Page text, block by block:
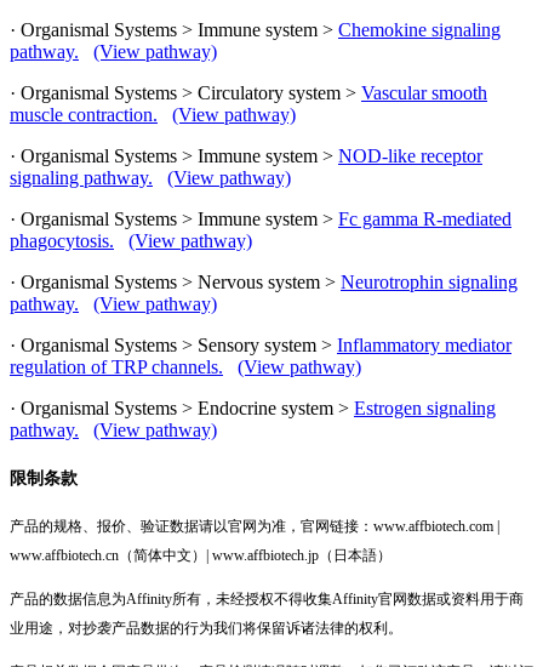
· Organismal Systems > Immune system > Chemokine signaling
pathway.
(View pathway)
· Organismal Systems > Circulatory system > Vascular smooth
muscle contraction.
(View pathway)
· Organismal Systems > Immune system > NOD-like receptor
signaling pathway.
(View pathway)
· Organismal Systems > Immune system > Fc gamma R-mediated
phagocytosis.
(View pathway)
· Organismal Systems > Nervous system > Neurotrophin signaling
pathway.
(View pathway)
· Organismal Systems > Sensory system > Inflammatory mediator
regulation of TRP channels.
(View pathway)
· Organismal Systems > Endocrine system > Estrogen signaling
pathway.
(View pathway)
限制条款
产品的规格、报价、验证数据请以官网为准，官网链接：www.affbiotech.com |
www.affbiotech.cn（简体中文）| www.affbiotech.jp（日本語）
产品的数据信息为Affinity所有，未经授权不得收集Affinity官网数据或资料用于商
业用途，对抄袭产品数据的行为我们将保留诉诸法律的权利。